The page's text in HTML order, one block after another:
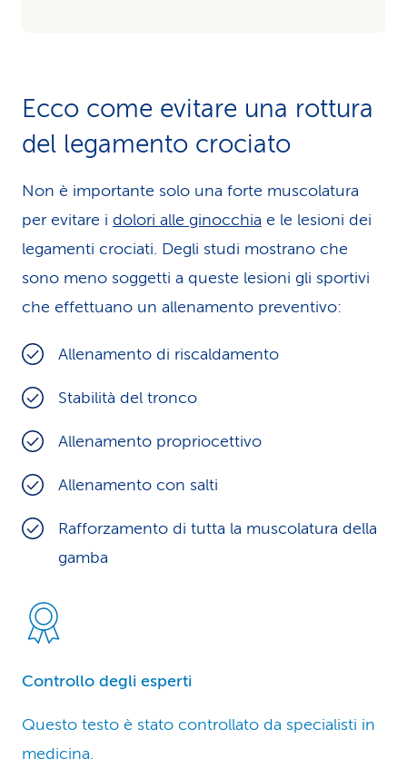
Ecco come evitare una rottura
del legamento crociato
Non è importante solo una forte muscolatura
per evitare i dolori alle ginocchia e le lesioni dei
legamenti crociati. Degli studi mostrano che
sono meno soggetti a queste lesioni gli sportivi
che effettuano un allenamento preventivo:
Allenamento di riscaldamento
Stabilità del tronco
Allenamento propriocettivo
Allenamento con salti
Rafforzamento di tutta la muscolatura della
gamba
Controllo degli esperti
Questo testo è stato controllato da specialisti in
medicina.